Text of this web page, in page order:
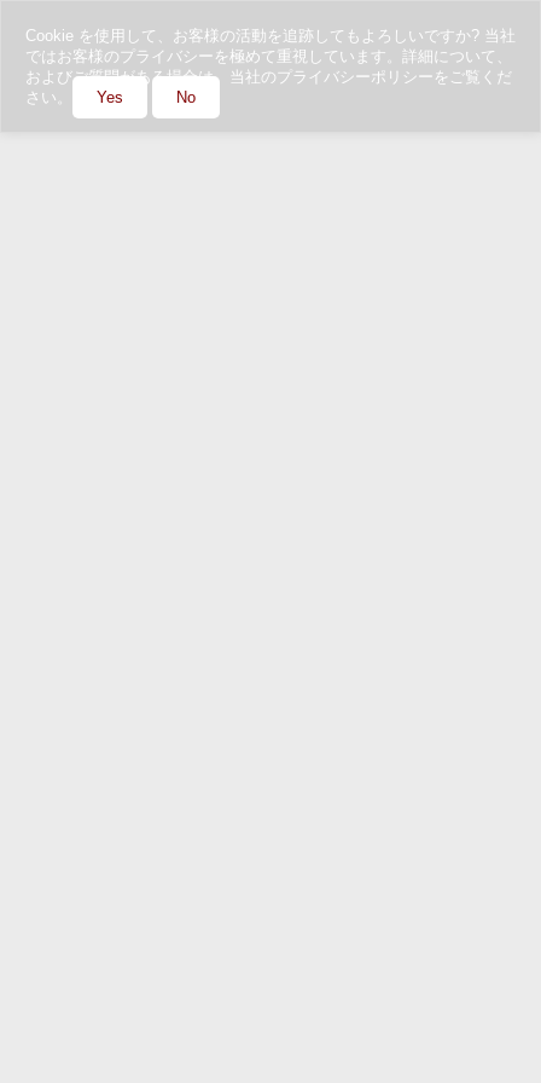
Cookie を使用して、お客様の活動を追跡してもよろしいですか? 当社
ではお客様のプライバシーを極めて重視しています。詳細について、
およびご質問がある場合は、当社のプライバシーポリシーをご覧くだ
さい。
Yes No